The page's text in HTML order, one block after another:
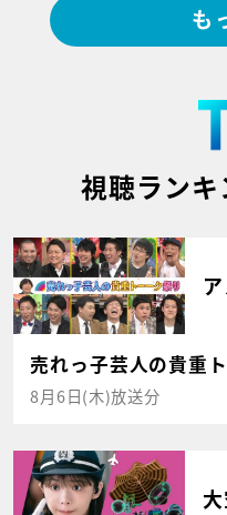
も
視聴ランキ
売れっ子芸人の貴重
8月6日(木)放送分